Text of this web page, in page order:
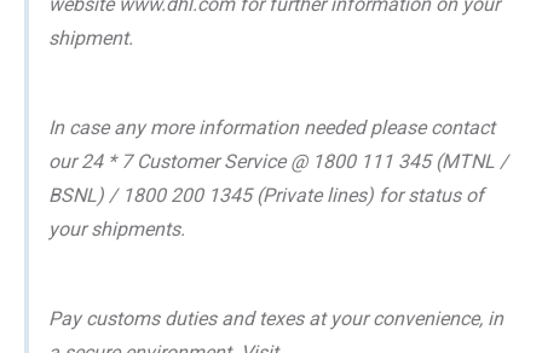
shipment.
In case any more information needed please contact
our 24 * 7 Customer Service @ 1800 111 345 (MTNL /
BSNL) / 1800 200 1345 (Private lines) for status of
your shipments.
Pay customs duties and texes at your convenience, in